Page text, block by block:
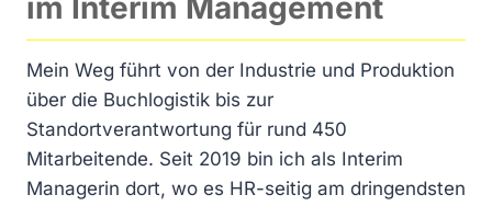
im Interim Management
Mein Weg führt von der Industrie und Produktion
über die Buchlogistik bis zur
Standortverantwortung für rund 450
Mitarbeitende. Seit 2019 bin ich als Interim
Managerin dort, wo es HR-seitig am dringendsten